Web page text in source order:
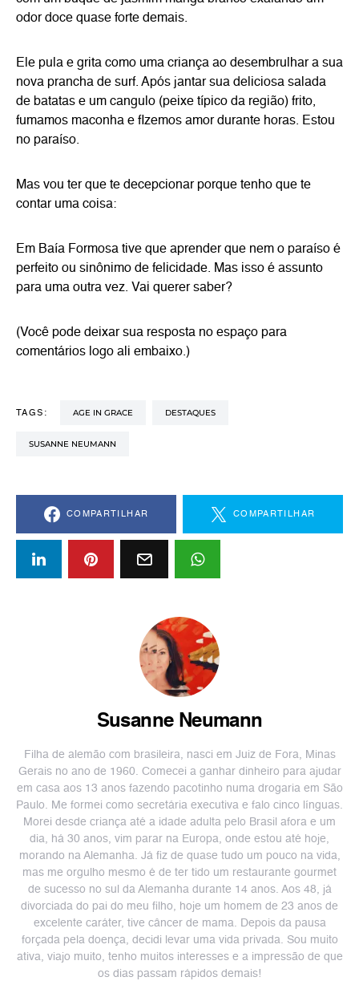
odor doce quase forte demais.
Ele pula e grita como uma criança ao desembrulhar a sua
nova prancha de surf. Após jantar sua deliciosa salada
de batatas e um cangulo (peixe típico da região) frito,
fumamos maconha e fIzemos amor durante horas. Estou
no paraíso.
Mas vou ter que te decepcionar porque tenho que te
contar uma coisa:
Em Baía Formosa tive que aprender que nem o paraíso é
perfeito ou sinônimo de felicidade. Mas isso é assunto
para uma outra vez. Vai querer saber?
(Você pode deixar sua resposta no espaço para
comentários logo ali embaixo.)
TAGS: AGE IN GRACE DESTAQUES
SUSANNE NEUMANN
COMPARTILHAR COMPARTILHAR
Susanne Neumann
Filha de alemão com brasileira, nasci em Juiz de Fora, Minas
Gerais no ano de 1960. Comecei a ganhar dinheiro para ajudar
em casa aos 13 anos fazendo pacotinho numa drogaria em São
Paulo. Me formei como secretária executiva e falo cinco línguas.
Morei desde criança até a idade adulta pelo Brasil afora e um
dia, há 30 anos, vim parar na Europa, onde estou até hoje,
morando na Alemanha. Já fiz de quase tudo um pouco na vida,
mas me orgulho mesmo é de ter tido um restaurante gourmet
de sucesso no sul da Alemanha durante 14 anos. Aos 48, já
divorciada do pai do meu filho, hoje um homem de 23 anos de
excelente caráter, tive câncer de mama. Depois da pausa
forçada pela doença, decidi levar uma vida privada. Sou muito
ativa, viajo muito, tenho muitos interesses e a impressão de que
os dias passam rápidos demais!